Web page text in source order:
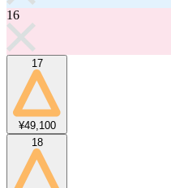
16
17
¥49,100
18